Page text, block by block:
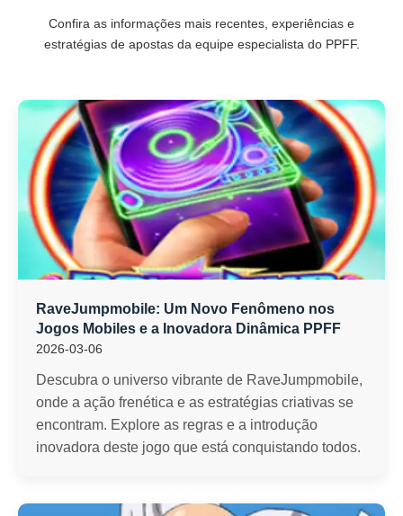
Confira as informações mais recentes, experiências e
estratégias de apostas da equipe especialista do PPFF.
RaveJumpmobile: Um Novo Fenômeno nos
Jogos Mobiles e a Inovadora Dinâmica PPFF
2026-03-06
Descubra o universo vibrante de RaveJumpmobile,
onde a ação frenética e as estratégias criativas se
encontram. Explore as regras e a introdução
inovadora deste jogo que está conquistando todos.